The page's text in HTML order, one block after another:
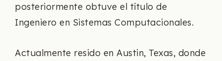
posteriormente obtuve el título de
Ingeniero en Sistemas Computacionales.
Actualmente resido en Austin, Texas, donde